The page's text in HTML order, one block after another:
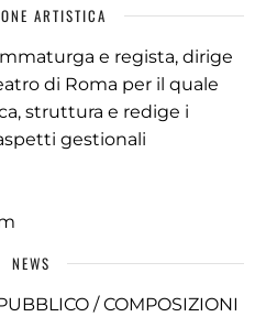
ARTISTICA
e regista, dirige
di Roma per il quale
struttura e redige i
gestionali
NEWS
/ COMPOSIZIONI